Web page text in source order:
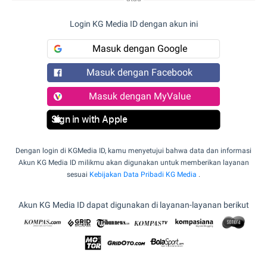
Login KG Media ID dengan akun ini
Masuk dengan Google
Masuk dengan Facebook
Masuk dengan MyValue
Sign in with Apple
Dengan login di KGMedia ID, kamu menyetujui bahwa data dan informasi
Akun KG Media ID milikmu akan digunakan untuk memberikan layanan
sesuai Kebijakan Data Pribadi KG Media .
Akun KG Media ID dapat digunakan di layanan-layanan berikut